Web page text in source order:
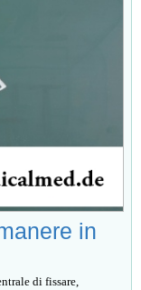
in
di fissare,